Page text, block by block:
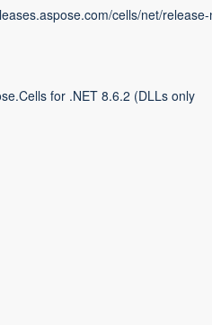
cells/net/
for .NET 8.6.2 (DLLs only